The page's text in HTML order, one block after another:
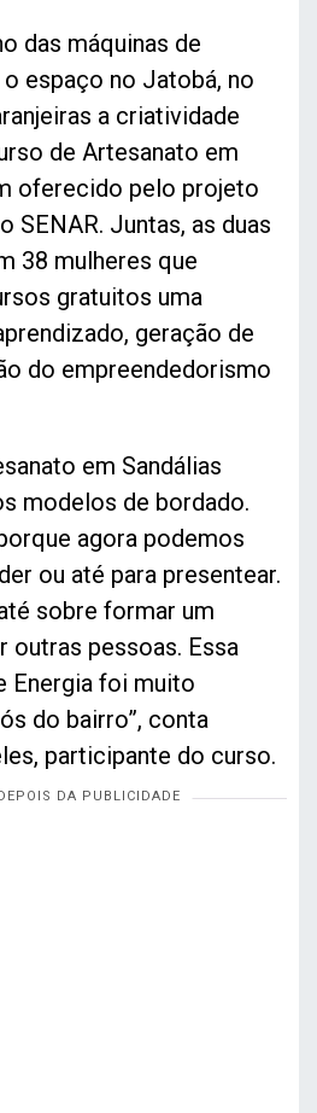
das máquinas de
espaço no Jatobá, no
a criatividade
de Artesanato em
oferecido pelo projeto
SENAR. Juntas, as duas
38 mulheres que
gratuitos uma
geração de
do empreendedorismo
em Sandálias
modelos de bordado.
agora podemos
ou até para presentear.
sobre formar um
outras pessoas. Essa
Energia foi muito
do bairro”, conta
participante do curso.